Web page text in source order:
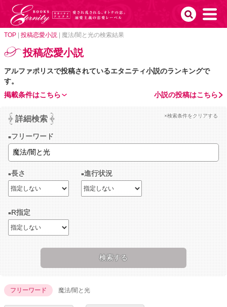
TOP 投稿恋愛小説 魔法/闇と光の検索結果
投稿恋愛小説
アルファポリスで投稿されているエタニティ小説のランキングで
す。
小説の投稿はこちら
掲載条件はこちら
詳細検索 ×検索条件をクリアする
フリーワード
長さ 進行状況
R指定
フリーワード 魔法/闇と光